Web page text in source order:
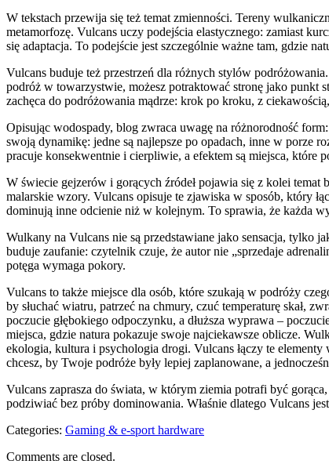
W tekstach przewija się też temat zmienności. Tereny
metamorfozę. Vulcans uczy podejścia elastycznego: zamiast
się adaptacja. To podejście jest szczególnie ważne tam, gdzie
Vulcans buduje też przestrzeń dla różnych stylów
podróż w towarzystwie, możesz potraktować stronę jako punkt
zachęca do podróżowania mądrze: krok po kroku, z
Opisując wodospady, blog zwraca uwagę na różnorodność
swoją dynamikę: jedne są najlepsze po opadach, inne w porze
pracuje konsekwentnie i cierpliwie, a efektem są miejsca, które
W świecie gejzerów i gorących źródeł pojawia się z kolei temat
malarskie wzory. Vulcans opisuje te zjawiska w sposób, który
dominują inne odcienie niż w kolejnym. To sprawia, że każda
Wulkany na Vulcans nie są przedstawiane jako sensacja, tylko
buduje zaufanie: czytelnik czuje, że autor nie „sprzedaje
potęga wymaga pokory.
Vulcans to także miejsce dla osób, które szukają w podróży
by słuchać wiatru, patrzeć na chmury, czuć temperaturę skał,
poczucie głębokiego odpoczynku, a dłuższa wyprawa –
miejsca, gdzie natura pokazuje swoje najciekawsze oblicze.
ekologia, kultura i psychologia drogi. Vulcans łączy te
chcesz, by Twoje podróże były lepiej zaplanowane, a
Vulcans zaprasza do świata, w którym ziemia potrafi być
podziwiać bez próby dominowania. Właśnie dlatego Vulcans
Categories: Gaming & e-sport hardware
Comments are closed.